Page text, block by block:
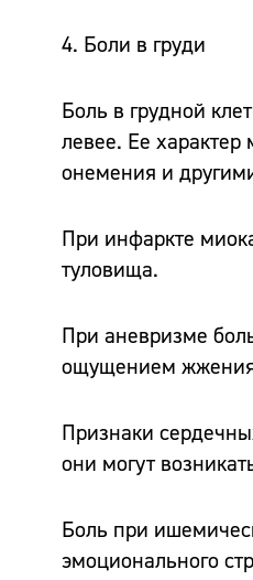
4. Боли в груди
Боль в грудной
левее. Ее
онемения и
При инфаркте
туловища.
При аневризме
ощущением жжения
Признаки
они могут
Боль при
эмоционального